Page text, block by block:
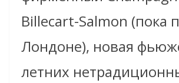
Billecart-Salmon (пока
Лондоне), новая
летних